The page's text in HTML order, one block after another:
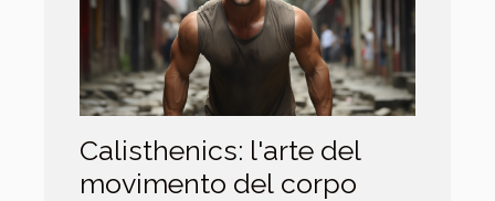
Calisthenics: l'arte del
movimento del corpo